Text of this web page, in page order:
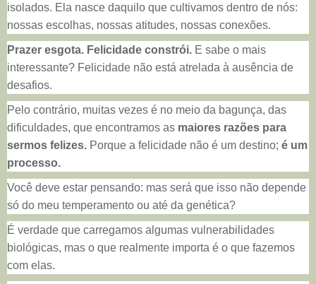
isolados. Ela nasce daquilo que cultivamos dentro de nós:
nossas escolhas, nossas atitudes, nossas conexões.
Prazer esgota. Felicidade constrói. E sabe o mais
interessante? Felicidade não está atrelada à ausência de
desafios.
Pelo contrário, muitas vezes é no meio da bagunça, das
dificuldades, que encontramos as maiores razões para
sermos felizes. Porque a felicidade não é um destino; é um
processo.
Você deve estar pensando: mas será que isso não depende
só do meu temperamento ou até da genética?
É verdade que carregamos algumas vulnerabilidades
biológicas, mas o que realmente importa é o que fazemos
com elas.